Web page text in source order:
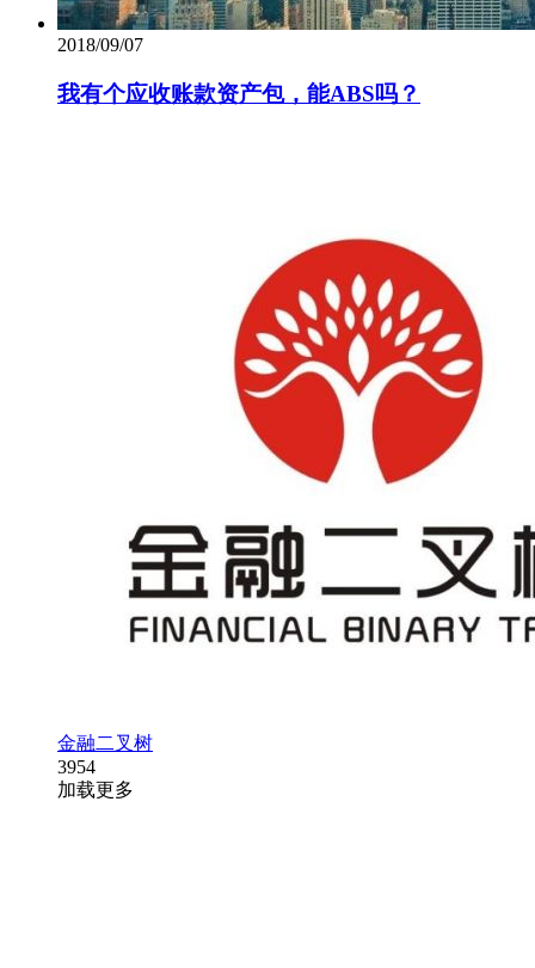
2018/09/07
我有个应收账款资产包，能ABS吗？
金融二叉树
3954
加载更多